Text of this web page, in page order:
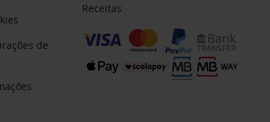
de
Receitas